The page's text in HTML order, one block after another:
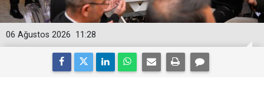
11:28
06 Ağustos 2026